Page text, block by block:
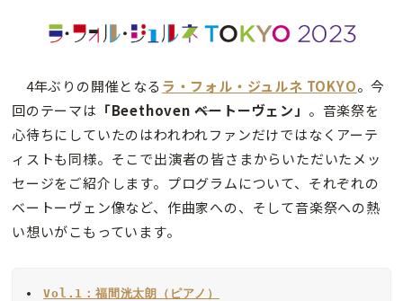
4年ぶりの開催となるラ・フォル・ジュルネ TOKYO。今
回のテーマは 「Beethoven ――ベートーヴェン」 。音楽祭を
心待ちにしていたのはわれわれファンだけではなくアーテ
ィストも同様。そこで出演者の皆さまからいただいたメッ
セージをご紹介します。プログラムについて、それぞれの
ベートーヴェン像など、作曲家への、そして音楽祭への熱
い想いがこもっています。
Vol.1：福間洸太朗（ピアノ）